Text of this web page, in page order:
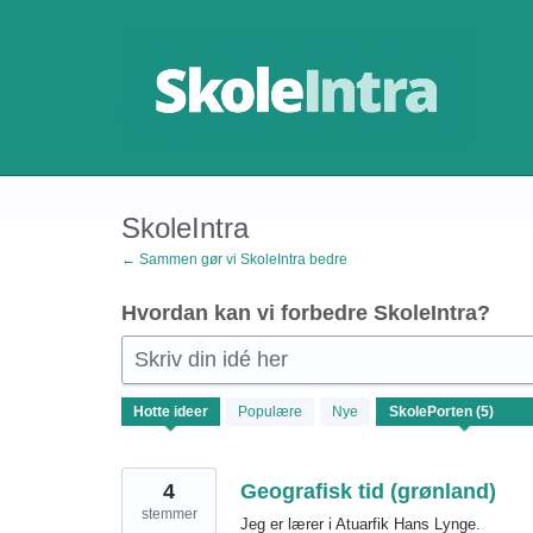
SkoleIntra
← Sammen gør vi SkoleIntra bedre
Hvordan kan vi forbedre SkoleIntra?
Skriv din idé her
Hotte ideer Populære Nye
resultater
Geografisk tid (grønland)
Jeg er lærer i Atuarfik Hans Lynge.
4
stemmer